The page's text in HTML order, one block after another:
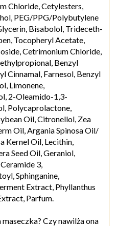
Chloride, Cetylesters,
PEG/PPG/Polybutylene
Bisabolol, Trideceth-
Tocopheryl Acetate,
Cetrimonium Chloride,
Benzyl
Cinnamal, Farnesol, Benzyl
Limonene,
2-Oleamido-1,3-
Polycaprolactone,
Oil, Citronellol, Zea
Oil, Argania Spinosa Oil/
Kernel Oil, Lecithin,
Seed Oil, Geraniol,
3,
Sphinganine,
Extract, Phyllanthus
Parfum.
maseczka? Czy nawilża ona